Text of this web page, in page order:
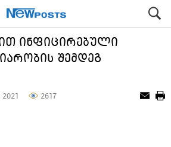
ინფიცირებული
შემდეგ
2021 2617